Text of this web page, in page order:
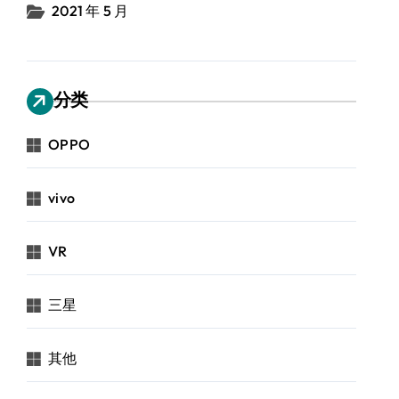
2021 年 5 月
分类
OPPO
vivo
VR
三星
其他